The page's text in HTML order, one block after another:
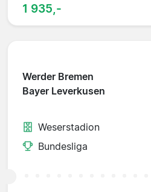
1 935,-
Werder Bremen
Bayer Leverkusen
Weserstadion
Bundesliga